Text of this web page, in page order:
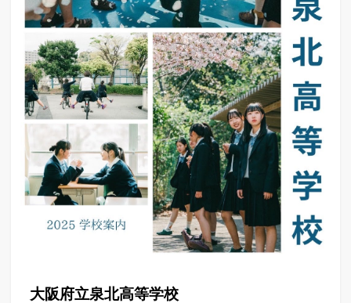
大阪府立泉北高等学校